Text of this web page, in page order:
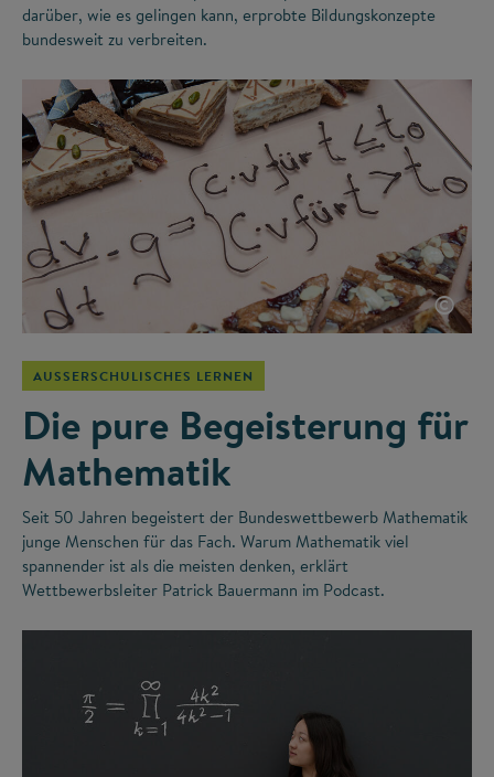
darüber, wie es gelingen kann, erprobte Bildungskonzepte
bundesweit zu verbreiten.
©
AUSSERSCHULISCHES LERNEN
Die pure Begeisterung für
Mathematik
Seit 50 Jahren begeistert der Bundeswettbewerb Mathematik
junge Menschen für das Fach. Warum Mathematik viel
spannender ist als die meisten denken, erklärt
Wettbewerbsleiter Patrick Bauermann im Podcast.